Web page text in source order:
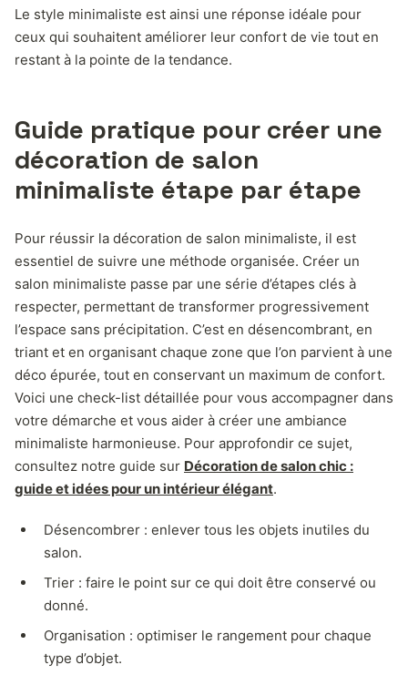
Le style minimaliste est ainsi une réponse idéale pour
ceux qui souhaitent améliorer leur confort de vie tout en
restant à la pointe de la tendance.
Guide pratique pour créer une
décoration de salon
minimaliste étape par étape
Pour réussir la décoration de salon minimaliste, il est
essentiel de suivre une méthode organisée. Créer un
salon minimaliste passe par une série d’étapes clés à
respecter, permettant de transformer progressivement
l’espace sans précipitation. C’est en désencombrant, en
triant et en organisant chaque zone que l’on parvient à une
déco épurée, tout en conservant un maximum de confort.
Voici une check-list détaillée pour vous accompagner dans
votre démarche et vous aider à créer une ambiance
minimaliste harmonieuse. Pour approfondir ce sujet,
consultez notre guide sur Décoration de salon chic :
guide et idées pour un intérieur élégant.
Désencombrer : enlever tous les objets inutiles du
salon.
Trier : faire le point sur ce qui doit être conservé ou
donné.
Organisation : optimiser le rangement pour chaque
type d’objet.